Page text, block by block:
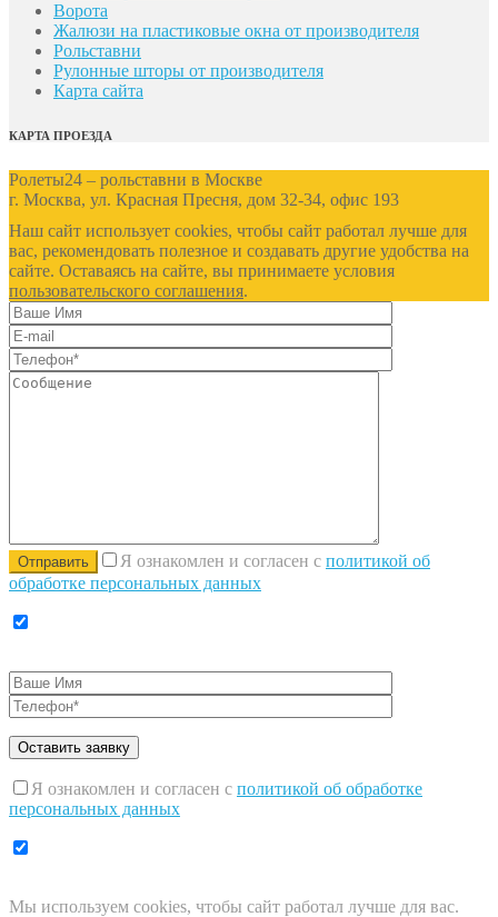
Ворота
Жалюзи на пластиковые окна от производителя
Рольставни
Рулонные шторы от производителя
Карта сайта
КАРТА ПРОЕЗДА
Ролеты24 – рольставни в Москве
г. Москва, ул. Красная Пресня, дом 32-34, офис 193
Наш сайт использует cookies, чтобы сайт работал лучше для
вас, рекомендовать полезное и создавать другие удобства на
сайте. Оставаясь на сайте, вы принимаете условия
пользовательского соглашения.
Я ознакомлен и согласен с политикой об
обработке персональных данных
Я ознакомлен и согласен с политикой об обработке
персональных данных
Мы используем cookies, чтобы сайт работал лучше для вас.